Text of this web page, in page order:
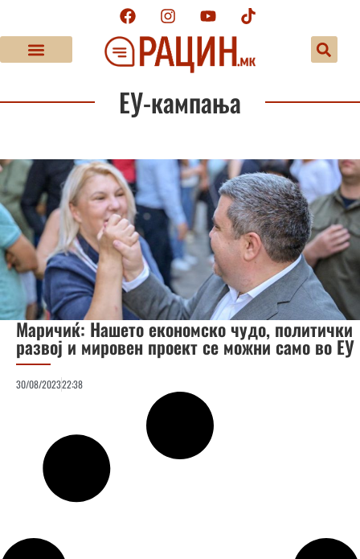
ЕУ-кампања
Маричиќ: Нашето економско чудо, политички
развој и мировен проект се можни само во ЕУ
30/08/202322:38